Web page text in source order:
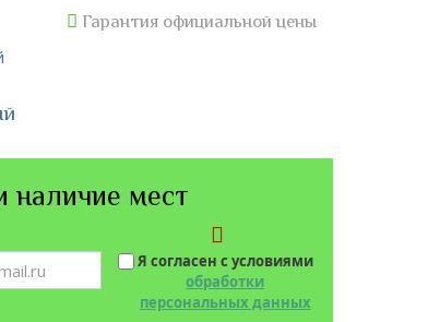
Гарантия официальной цены
наличие мест
Я согласен с условиями
обработки
персональных данных